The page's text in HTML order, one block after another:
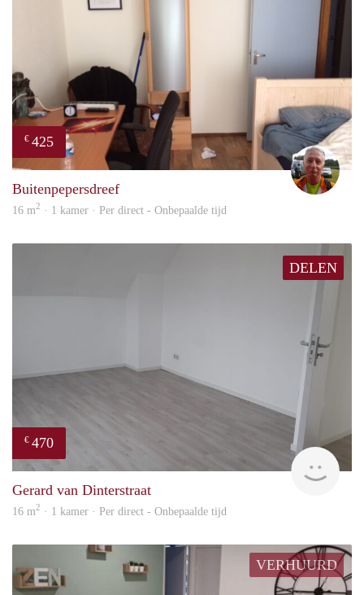
€ 425
wim
Buitenpepersdreef
16 m2 · 1 kamer · Per direct - Onbepaalde tijd
DELEN
€ 470
Gerard van Dinterstraat
16 m2 · 1 kamer · Per direct - Onbepaalde tijd
VERHUURD